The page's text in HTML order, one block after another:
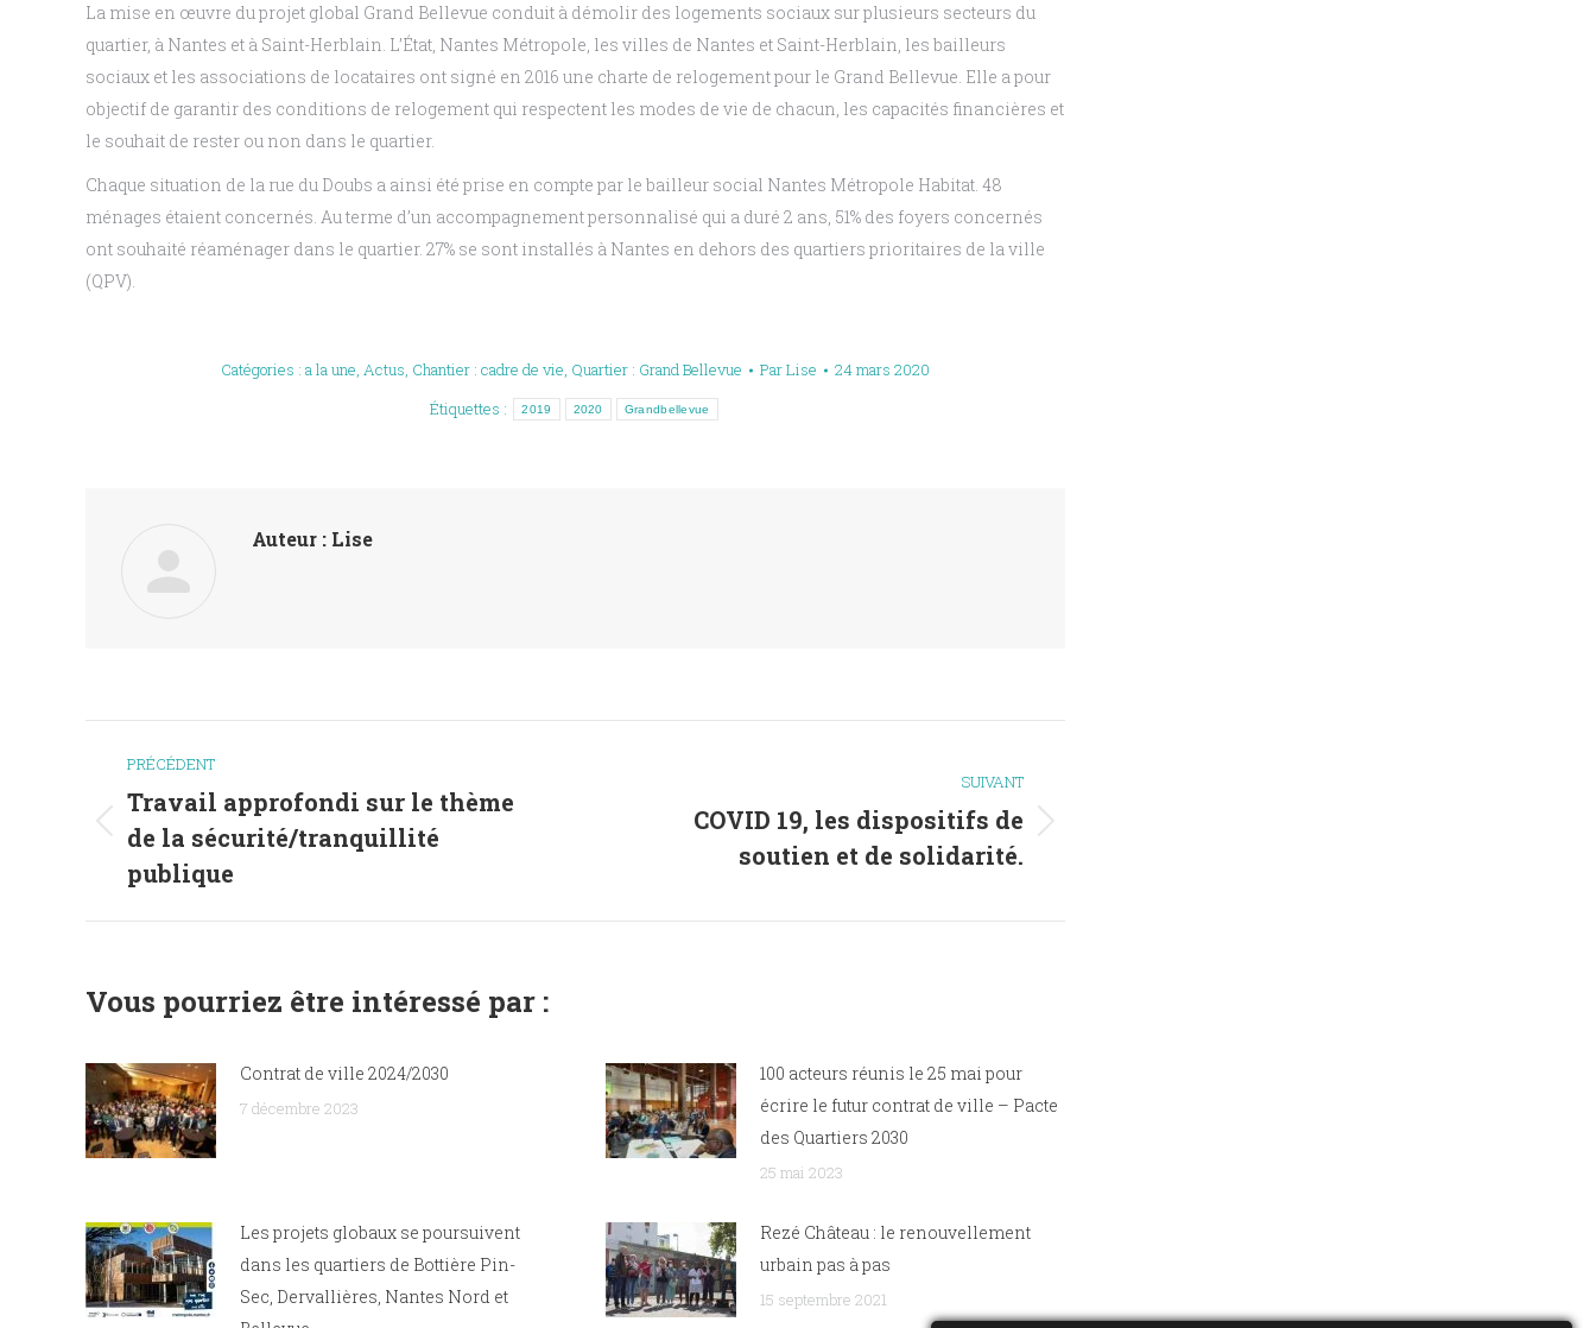
La mise en œuvre du projet global Grand Bellevue conduit à démolir des logements sociaux sur plusieurs secteurs du
quartier, à Nantes et à Saint-Herblain. L’État, Nantes Métropole, les villes de Nantes et Saint-Herblain, les bailleurs
sociaux et les associations de locataires ont signé en 2016 une charte de relogement pour le Grand Bellevue. Elle a pour
objectif de garantir des conditions de relogement qui respectent les modes de vie de chacun, les capacités financières et
le souhait de rester ou non dans le quartier.
Chaque situation de la rue du Doubs a ainsi été prise en compte par le bailleur social Nantes Métropole Habitat. 48
ménages étaient concernés. Au terme d’un accompagnement personnalisé qui a duré 2 ans, 51% des foyers concernés
ont souhaité réaménager dans le quartier. 27% se sont installés à Nantes en dehors des quartiers prioritaires de la ville
(QPV).
Catégories : a la une, Actus, Chantier : cadre de vie, Quartier : Grand Bellevue ParLise
24 mars 2020
Étiquettes :
2019 2020 Grandbellevue
Auteur : Lise
Navigation
article
PRÉCÉDENT
Article
précédent
Travail approfondi sur le thème
de la sécurité/tranquillité
publique
SUIVANT
COVID 19, les dispositifs de
soutien et de solidarité.
Vous pourriez être intéressé par :
Contrat de ville 2024/2030
7 décembre 2023
100 acteurs réunis le 25 mai pour
écrire le futur contrat de ville – Pacte
des Quartiers 2030
25 mai 2023
Les projets globaux se poursuivent
dans les quartiers de Bottière Pin-
Sec, Dervallières, Nantes Nord et
Rezé Château : le renouvellement
urbain pas à pas
15 septembre 2021